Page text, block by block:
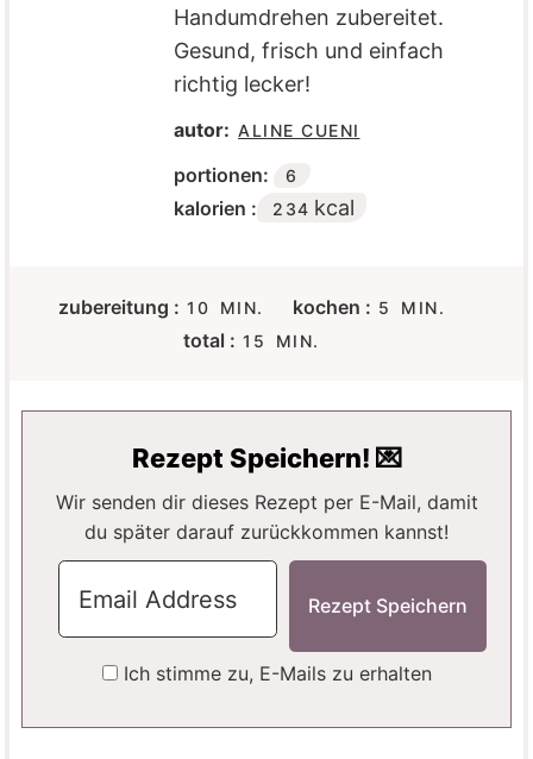
Handumdrehen zubereitet.
Gesund, frisch und einfach
richtig lecker!
autor: ALINE CUENI
portionen: 6
kalorien : 234 kcal
zubereitung : 10 M
N
T
N
MIN. kochen : 5
M
T
N
MIN.
total : 15 M
U
E
N
MIN.
Rezept Speichern! 💌
Wir senden dir dieses Rezept per E-Mail, damit
du später darauf zurückkommen kannst!
Ich stimme zu, E-Mails zu erhalten